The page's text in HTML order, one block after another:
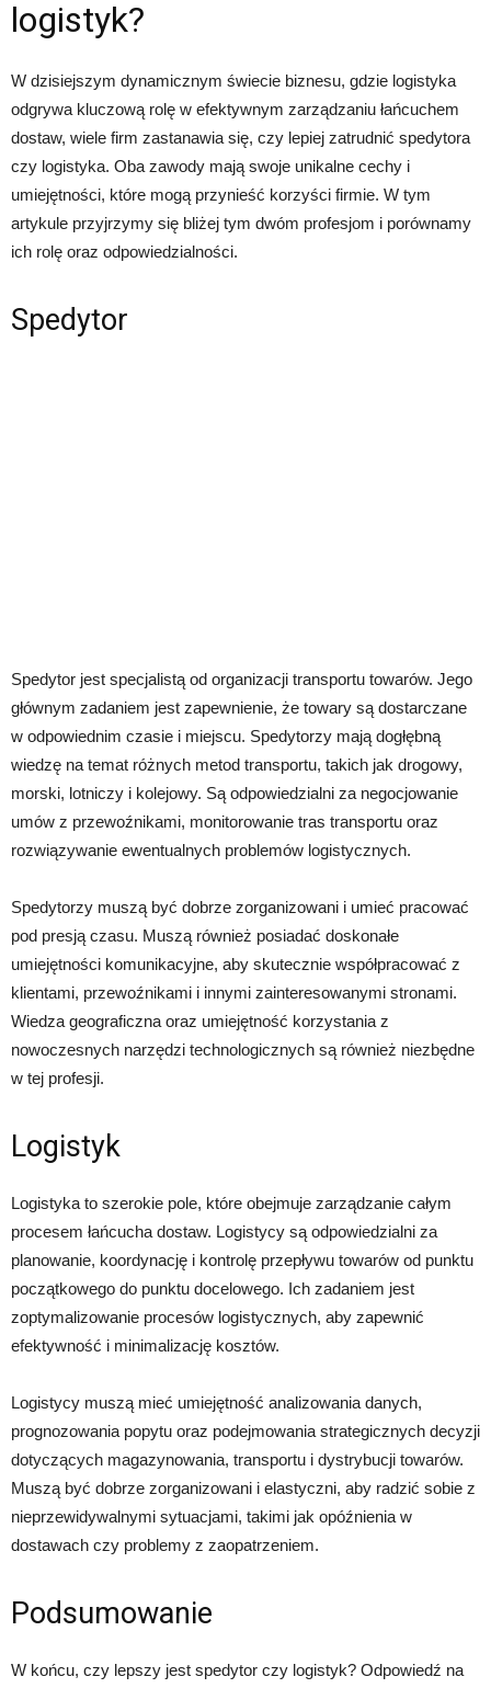
logistyk?
W dzisiejszym dynamicznym świecie biznesu, gdzie logistyka
odgrywa kluczową rolę w efektywnym zarządzaniu łańcuchem
dostaw, wiele firm zastanawia się, czy lepiej zatrudnić spedytora
czy logistyka. Oba zawody mają swoje unikalne cechy i
umiejętności, które mogą przynieść korzyści firmie. W tym
artykule przyjrzymy się bliżej tym dwóm profesjom i porównamy
ich rolę oraz odpowiedzialności.
Spedytor
Spedytor jest specjalistą od organizacji transportu towarów. Jego
głównym zadaniem jest zapewnienie, że towary są dostarczane
w odpowiednim czasie i miejscu. Spedytorzy mają dogłębną
wiedzę na temat różnych metod transportu, takich jak drogowy,
morski, lotniczy i kolejowy. Są odpowiedzialni za negocjowanie
umów z przewoźnikami, monitorowanie tras transportu oraz
rozwiązywanie ewentualnych problemów logistycznych.
Spedytorzy muszą być dobrze zorganizowani i umieć pracować
pod presją czasu. Muszą również posiadać doskonałe
umiejętności komunikacyjne, aby skutecznie współpracować z
klientami, przewoźnikami i innymi zainteresowanymi stronami.
Wiedza geograficzna oraz umiejętność korzystania z
nowoczesnych narzędzi technologicznych są również niezbędne
w tej profesji.
Logistyk
Logistyka to szerokie pole, które obejmuje zarządzanie całym
procesem łańcucha dostaw. Logistycy są odpowiedzialni za
planowanie, koordynację i kontrolę przepływu towarów od punktu
początkowego do punktu docelowego. Ich zadaniem jest
zoptymalizowanie procesów logistycznych, aby zapewnić
efektywność i minimalizację kosztów.
Logistycy muszą mieć umiejętność analizowania danych,
prognozowania popytu oraz podejmowania strategicznych decyzji
dotyczących magazynowania, transportu i dystrybucji towarów.
Muszą być dobrze zorganizowani i elastyczni, aby radzić sobie z
nieprzewidywalnymi sytuacjami, takimi jak opóźnienia w
dostawach czy problemy z zaopatrzeniem.
Podsumowanie
W końcu, czy lepszy jest spedytor czy logistyk? Odpowiedź na